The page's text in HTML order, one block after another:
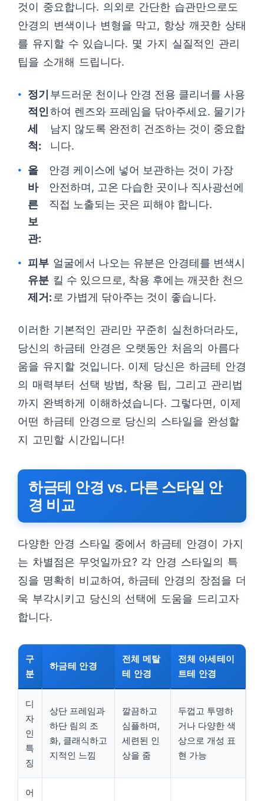
것이 중요합니다. 의외로 간단한 습관만으로도
안경의 변색이나 변형을 막고, 항상 깨끗한 상태
를 유지할 수 있습니다. 몇 가지 실질적인 관리
팁을 소개해 드립니다.
정기
적인
세
척:
부드러운 천이나 안경 전용 클리너를 사용
하여 렌즈와 프레임을 닦아주세요. 물기가
남지 않도록 완전히 건조하는 것이 중요합
니다.
올
바
른
보
관:
안경 케이스에 넣어 보관하는 것이 가장
안전하며, 고온 다습한 곳이나 직사광선에
직접 노출되는 곳은 피해야 합니다.
피부
유분
제거:
얼굴에서 나오는 유분은 안경테를 변색시
킬 수 있으므로, 착용 후에는 깨끗한 천으
로 가볍게 닦아주는 것이 좋습니다.
이러한 기본적인 관리만 꾸준히 실천하더라도,
당신의 하금테 안경은 오랫동안 처음의 아름다
움을 유지할 것입니다. 이제 당신은 하금테 안경
의 매력부터 선택 방법, 착용 팁, 그리고 관리법
까지 완벽하게 이해하셨습니다. 그렇다면, 이제
어떤 하금테 안경으로 당신의 스타일을 완성할
지 고민할 시간입니다!
하금테 안경 vs. 다른 스타일 안
경 비교
다양한 안경 스타일 중에서 하금테 안경이 가지
는 차별점은 무엇일까요? 각 안경 스타일의 특
징을 명확히 비교하여, 하금테 안경의 장점을 더
욱 부각시키고 당신의 선택에 도움을 드리고자
합니다.
구
분
하금테 안경
전체 메탈
테 안경
전체 아세테이
트테 안경
디
자
인
특
징
상단 프레임과
하단 림의 조
화, 클래식하고
지적인 느낌
깔끔하고
심플하며,
세련된 인
상을 줌
두껍고 투명하
거나 다양한 색
상으로 개성 표
현 가능
어